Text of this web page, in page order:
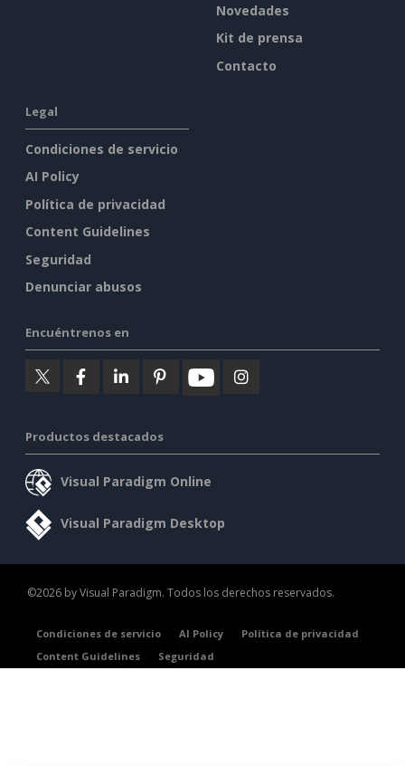
Novedades
Kit de prensa
Contacto
Legal
Condiciones de servicio
AI Policy
Política de privacidad
Content Guidelines
Seguridad
Denunciar abusos
Encuéntrenos en
Productos destacados
Visual Paradigm Online
Visual Paradigm Desktop
©2026 by Visual Paradigm. Todos los derechos reservados.
Condiciones de servicio AI Policy
Política de privacidad
Content Guidelines
Seguridad